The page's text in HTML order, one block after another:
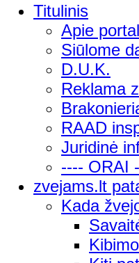
Titulinis
Apie
Siūlome
D.U.K.
Reklama
RAAD
Juridinė
---- ORAI
zvejams.lt
Kada